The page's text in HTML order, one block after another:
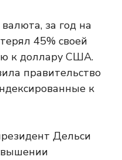
за год на
45% своей
к доллару США.
правительство
к
Дельси